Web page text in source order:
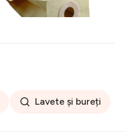
Rayen
90 lei
Lavete și bureți